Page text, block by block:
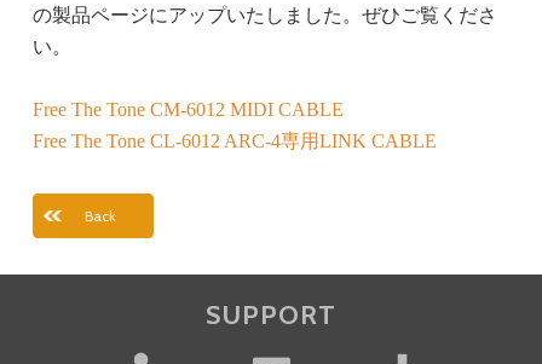
の製品ページにアップいたしました。ぜひご覧くださ
い。
Free The Tone CM-6012 MIDI CABLE
Free The Tone CL-6012 ARC-4専用LINK CABLE
Back
SUPPORT